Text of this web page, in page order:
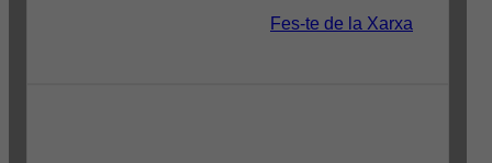
Fes-te de la Xarxa